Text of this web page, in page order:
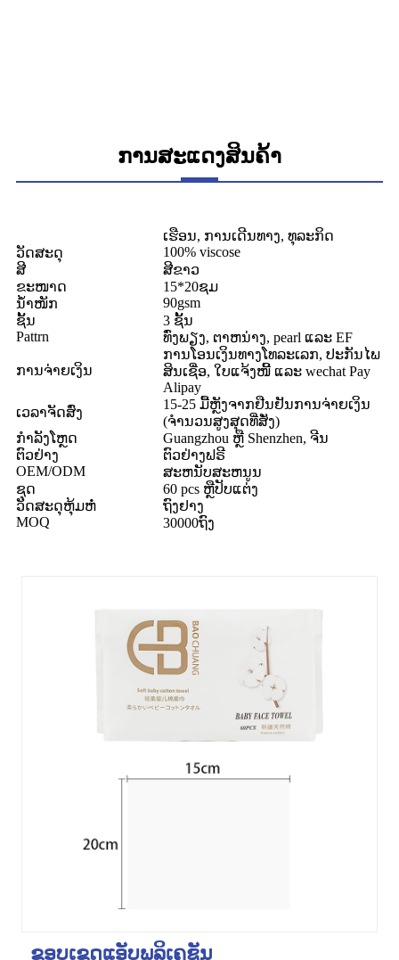
ການສະແດງສິນຄ້າ
ເຮືອນ, ການເດີນທາງ, ທຸລະກິດ
ວັດສະດຸ
100% viscose
ສີ
ສີຂາວ
ຂະໜາດ
15*20ຊມ
ນ້ຳໜັກ
90gsm
ຊັ້ນ
3 ຊັ້ນ
Pattrn
ທົ່ງພຽງ, ຕາຫນ່າງ, pearl ແລະ EF
ການຈ່າຍເງິນ
ການໂອນເງິນທາງໂທລະເລກ, ປະກັນໄພ
ສິນເຊື່ອ, ໃບແຈ້ງໜີ້ ແລະ wechat Pay
Alipay
ເວລາຈັດສົ່ງ
15-25 ມື້ຫຼັງຈາກຢືນຢັນການຈ່າຍເງິນ
(ຈໍານວນສູງສຸດທີ່ສັ່ງ)
ກຳລັງໂຫຼດ
Guangzhou ຫຼື Shenzhen, ຈີນ
ຕົວຢ່າງ
ຕົວຢ່າງຟຣີ
OEM/ODM
ສະຫນັບສະຫນູນ
ຊຸດ
60 pcs ຫຼືປັບແຕ່ງ
ວັດສະດຸຫຸ້ມຫໍ່
ຖົງຢາງ
MOQ
30000ຖົງ
ຂອບເຂດແອັບພລິເຄຊັນ